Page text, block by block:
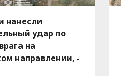
нанесли
удар по
на
направлении, -